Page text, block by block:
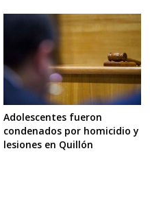
Adolescentes fueron
condenados por homicidio y
lesiones en Quillón